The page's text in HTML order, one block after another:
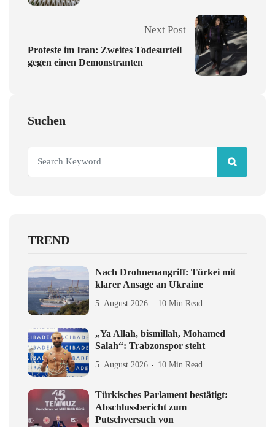
Next Post
Proteste im Iran: Zweites Todesurteil
gegen einen Demonstranten
Suchen
TREND
Nach Drohnenangriff: Türkei mit
klarer Ansage an Ukraine
5. August 2026 10 Min Read
„Ya Allah, bismillah, Mohamed
Salah“: Trabzonspor steht
5. August 2026 10 Min Read
Türkisches Parlament bestätigt:
Abschlussbericht zum
Putschversuch von